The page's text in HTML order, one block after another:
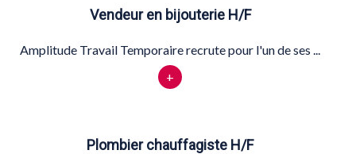
Vendeur en bijouterie H/F
Amplitude Travail Temporaire recrute pour l'un de ses ...
+
Plombier chauffagiste H/F